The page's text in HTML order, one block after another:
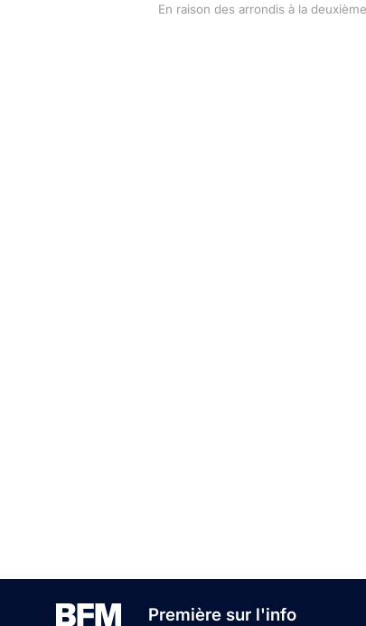
En raison des arrondis à la
Première sur l'info